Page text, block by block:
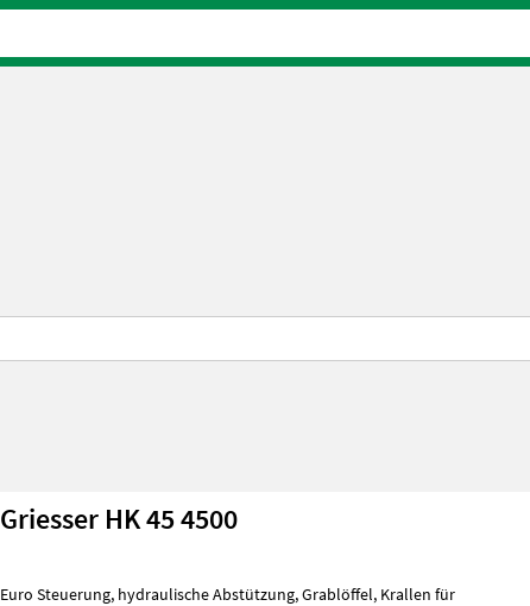
Griesser HK 45 4500
Euro Steuerung, hydraulische Abstützung, Grablöffel, Krallen für